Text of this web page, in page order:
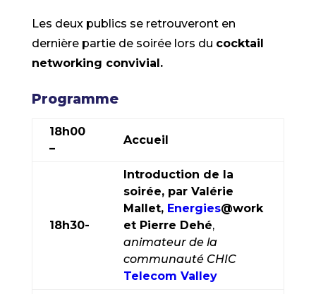
Les deux publics se retrouveront en
dernière partie de soirée lors du cocktail
networking convivial.
Programme
18h00
–
Accueil
18h30-
Introduction de la
soirée, par Valérie
Mallet, Energies@work
et Pierre Dehé,
animateur de la
communauté CHIC
Telecom Valley